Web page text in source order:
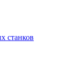
станков